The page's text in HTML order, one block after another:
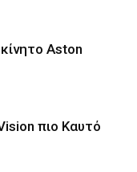
Aston
πιο Καυτό